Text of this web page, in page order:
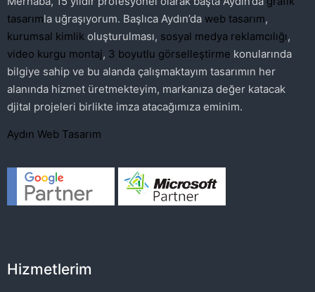
tasarımla uğraşıyorum. Başlıca Aydın’da web tasarım,
kurumsal kimlik oluşturulması, sosyal medya reklamcılığı,
video kurgu montaj, 3 boyutlu görselleştirme konularında
bilgiye sahip ve bu alanda çalışmaktayım tasarımın her
alanında hizmet üretmekteyim, markanıza değer katacak
djital projeleri birlikte imza atacağımıza eminim.
Aydın Web Tasarım
Hizmetlerim